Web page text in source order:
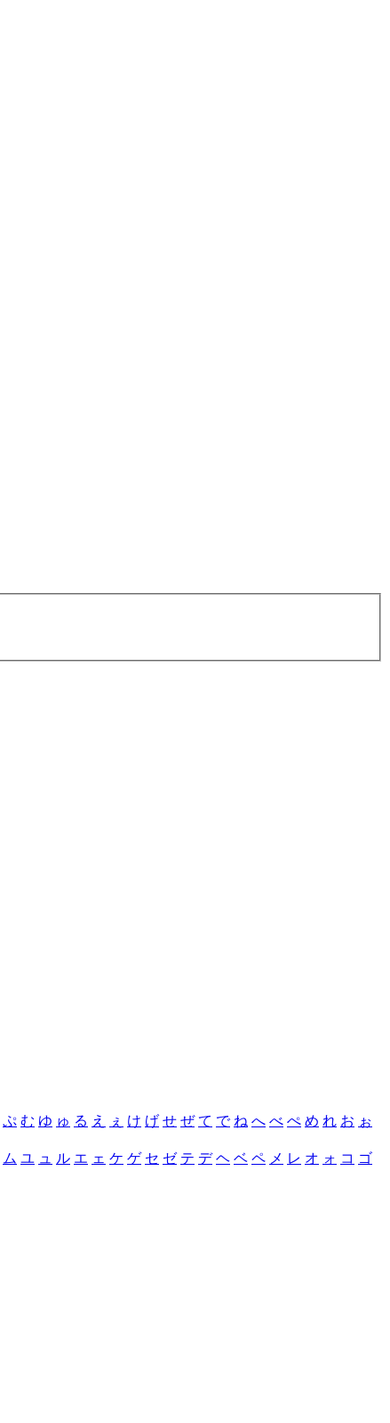
ぷ む ゆ ゅ る え ぇ け げ せ ぜ て で ね へ べ ぺ め れ お ぉ
ム ユ ュ ル エ ェ ケ ゲ セ ゼ テ デ ヘ ベ ペ メ レ オ ォ コ ゴ